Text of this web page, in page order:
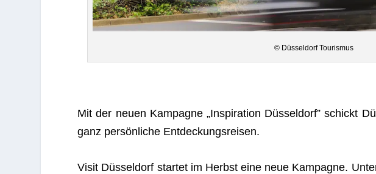
© Düs­sel­dorf Tourismus
Mit der neuen Kam­pa­gne „Inspi­ra­tion Düs­sel­dorf” schickt
ganz per­sön­li­che Entdeckungsreisen.
Visit Düs­sel­dorf star­tet im Herbst eine neue Kam­pa­gne.